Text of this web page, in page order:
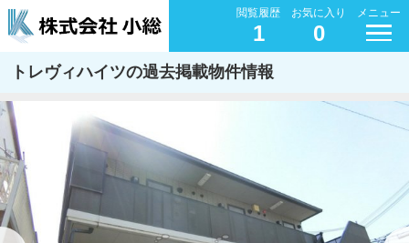
閲覧履歴
1
お気に入り
0
メニュー
トレヴィハイツの過去掲載物件情報